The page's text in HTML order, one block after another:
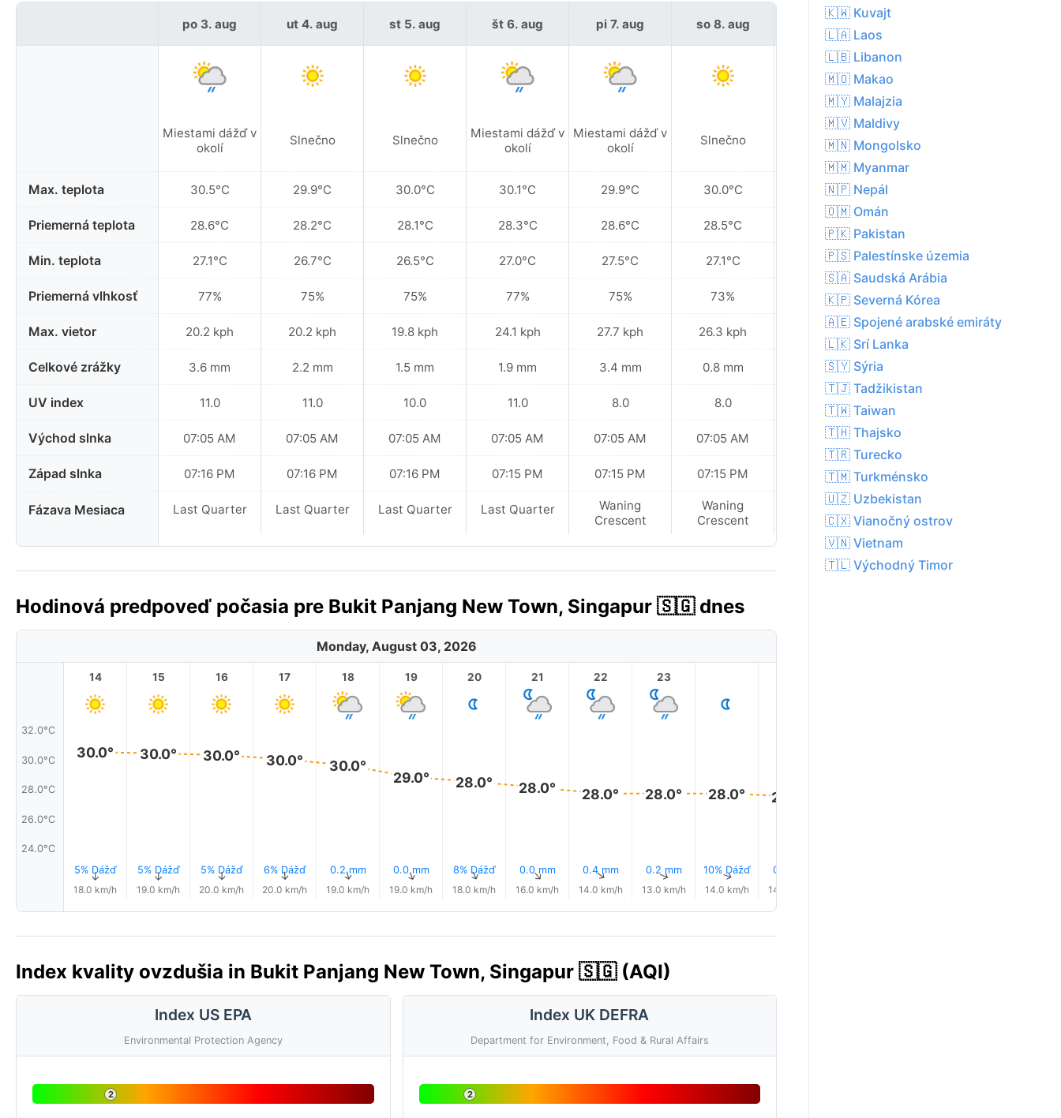
Max. teplota
Priemerná teplota
Min. teplota
Priemerná vlhkosť
Max. vietor
Celkové zrážky
UV index
Východ slnka
Západ slnka
Fázava Mesiaca
po 3. aug
Miestami dážď v
okolí
30.5°C
28.6°C
27.1°C
77%
20.2 kph
3.6 mm
11.0
07:05 AM
07:16 PM
Last Quarter
ut 4. aug
Slnečno
29.9°C
28.2°C
26.7°C
75%
20.2 kph
2.2 mm
11.0
07:05 AM
07:16 PM
Last Quarter
st 5. aug
Slnečno
30.0°C
28.1°C
26.5°C
75%
19.8 kph
1.5 mm
10.0
07:05 AM
07:16 PM
Last Quarter
št 6. aug
Miestami dážď v
okolí
30.1°C
28.3°C
27.0°C
77%
24.1 kph
1.9 mm
11.0
07:05 AM
07:15 PM
Last Quarter
pi 7. aug
Miestami dážď v
okolí
29.9°C
28.6°C
27.5°C
75%
27.7 kph
3.4 mm
8.0
07:05 AM
07:15 PM
Waning
Crescent
so 8. aug
Slnečno
30.0°C
28.5°C
27.1°C
73%
26.3 kph
0.8 mm
8.0
07:05 AM
07:15 PM
Waning
Crescent
ne 9. aug
Miestami dážď v
okolí
29.8°C
28.4°C
26.9°C
77%
22.7 kph
6.8 mm
7.0
07:05 AM
07:15 PM
Waning
Crescent
Hodinová predpoveď počasia pre Bukit Panjang New Town, Singapur 🇸🇬 dnes
Monday, August 03, 2026
32.0°C
30.0°C
28.0°C
26.0°C
24.0°C
14
30.0°
5% Dážď
↑
18.0 km/h
15
30.0°
5% Dážď
↑
19.0 km/h
16
30.0°
5% Dážď
↑
20.0 km/h
17
30.0°
6% Dážď
↑
20.0 km/h
18
30.0°
0.2 mm
↑
19.0 km/h
19
29.0°
0.0 mm
↑
19.0 km/h
20
28.0°
8% Dážď
↑
18.0 km/h
21
28.0°
0.0 mm
↑
16.0 km/h
22
28.0°
0.4 mm
↑
14.0 km/h
23
28.0°
0.2 mm
↑
13.0 km/h
28.0°
10% Dážď
↑
14.0 km/h
28.0°
0.1 mm
14.0 km/h
Index kvality ovzdušia in Bukit Panjang New Town, Singapur 🇸🇬 (AQI)
Index US EPA
Environmental Protection Agency
2
Index UK DEFRA
Department for Environment, Food & Rural Affairs
2
🇰🇼 Kuvajt
🇱🇦 Laos
🇱🇧 Libanon
🇲🇴 Makao
🇲🇾 Malajzia
🇲🇻 Maldivy
🇲🇳 Mongolsko
🇲🇲 Myanmar
🇳🇵 Nepál
🇴🇲 Omán
🇵🇰 Pakistan
🇵🇸 Palestínske územia
🇸🇦 Saudská Arábia
🇰🇵 Severná Kórea
🇦🇪 Spojené arabské emiráty
🇱🇰 Srí Lanka
🇸🇾 Sýria
🇹🇯 Tadžikistan
🇹🇼 Taiwan
🇹🇭 Thajsko
🇹🇷 Turecko
🇹🇲 Turkménsko
🇺🇿 Uzbekistan
🇨🇽 Vianočný ostrov
🇻🇳 Vietnam
🇹🇱 Východný Timor